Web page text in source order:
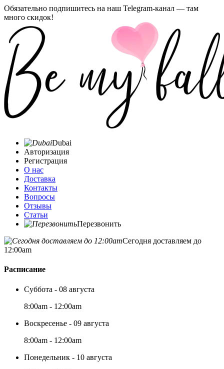
Обязательно подпишитесь на наш Telegram-канал — там
много скидок!
Dubai
Авторизация
Регистрация
О нас
Доставка
Контакты
Вопросы
Отзывы
Статьи
Перезвонить
Сегодня доставляем до
12:00am
Расписание
Суббота - 08 августа
8:00am - 12:00am
Воскресенье - 09 августа
8:00am - 12:00am
Понедельник - 10 августа